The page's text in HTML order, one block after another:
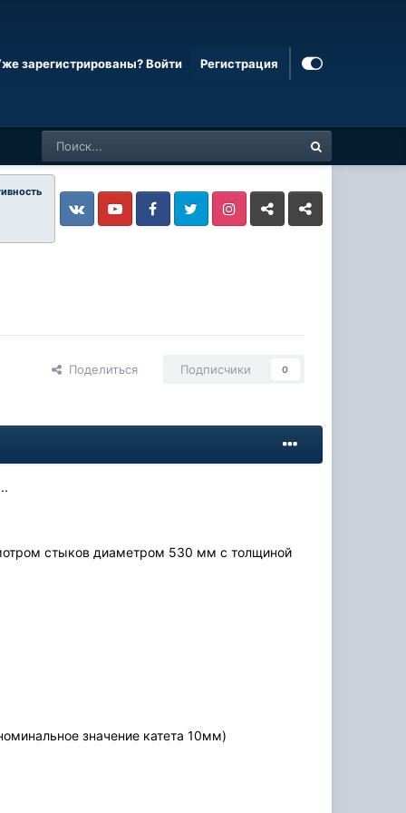
зарегистрированы? Войти Регистрация
VkontakteYouTube FacebookTwitter InstagramLivejournalOdnoklassniki
Поделиться Подписчики 0
стыков диаметром 530 мм с толщиной
значение катета 10мм)